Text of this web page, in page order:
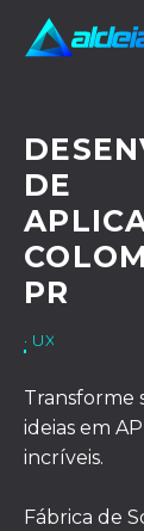
DE
PR
· UX/UI DESIGN
Transforme
ideias em
incríveis.
Fábrica de